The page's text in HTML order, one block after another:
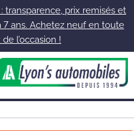
transparence, prix remisés et
7 ans. Achetez neuf en toute
l’occasion !